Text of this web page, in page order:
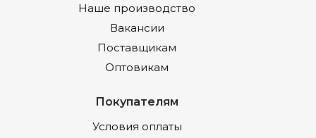
Наше производство
Вакансии
Поставщикам
Оптовикам
Покупателям
Условия оплаты